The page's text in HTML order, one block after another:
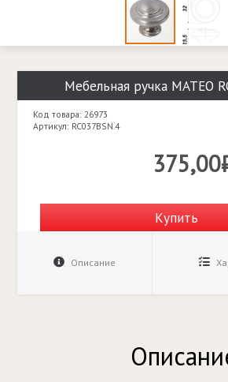
Мебельная ручка MATEO
Код товара: 26973
Артикул: RC037BSN.4
Купить
Описание